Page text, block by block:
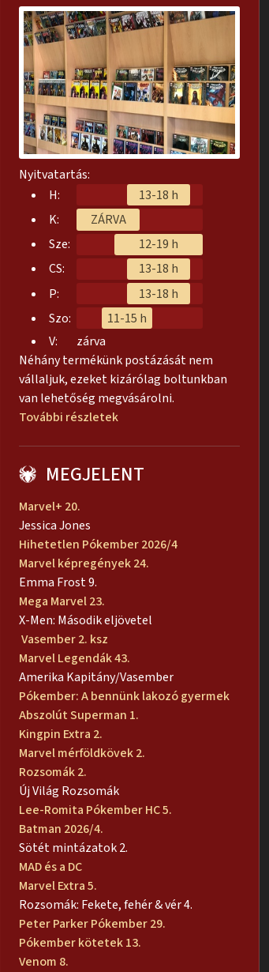
Nyitvatartás:
H:
13-18 h
K:
ZÁRVA
Sze:
12-19 h
CS:
13-18 h
P:
13-18 h
Szo:
11-15 h
V:
zárva
Néhány termékünk postázását nem
vállaljuk, ezeket kizárólag boltunkban
van lehetőség megvásárolni.
További részletek
MEGJELENT
Marvel+ 20.
Jessica Jones
Hihetetlen Pókember 2026/4
Marvel képregények 24.
Emma Frost 9.
Mega Marvel 23.
X-Men: Második eljövetel
Vasember 2. ksz
Marvel Legendák 43.
Amerika Kapitány/Vasember
Pókember: A bennünk lakozó gyermek
Abszolút Superman 1.
Kingpin Extra 2.
Marvel mérföldkövek 2.
Rozsomák 2.
Új Világ Rozsomák
Lee-Romita Pókember HC 5.
Batman 2026/4.
Sötét mintázatok 2.
MAD és a DC
Marvel Extra 5.
Rozsomák: Fekete, fehér & vér 4.
Peter Parker Pókember 29.
Pókember kötetek 13.
Venom 8.